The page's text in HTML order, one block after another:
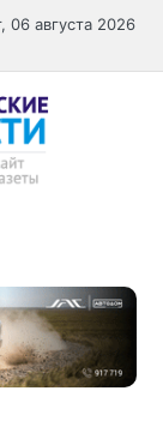
06 августа 2026